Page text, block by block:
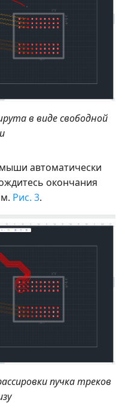
в виде свободной
автоматически
окончания
Рис. 3.
пучка треков